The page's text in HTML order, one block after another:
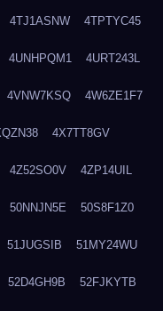
4TJ1ASNW 4TPTYC45
4UNHPQM1 4URT243L
4VNW7KSQ 4W6ZE1F7
4X7TT8GV
4Z52SO0V 4ZP14UIL
50NNJN5E 50S8F1Z0
51JUGSIB 51MY24WU
52D4GH9B 52FJKYTB